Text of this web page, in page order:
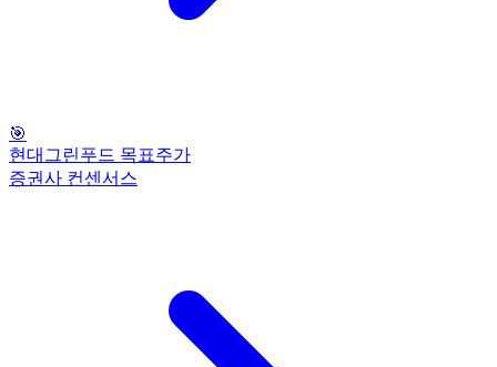
🎯
현대그린푸드 목표주가
증권사 컨센서스